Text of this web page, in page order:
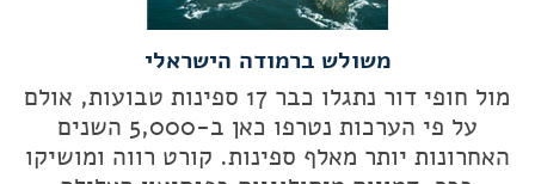
משולש ברמודה הישראלי
מול חופי דור נתגלו כבר 17 ספינות טבועות, אולם
על פי הערכות נטרפו כאן ב-5,000 השנים
האחרונות יותר מאלף ספינות. קורט רווה ומושיקו